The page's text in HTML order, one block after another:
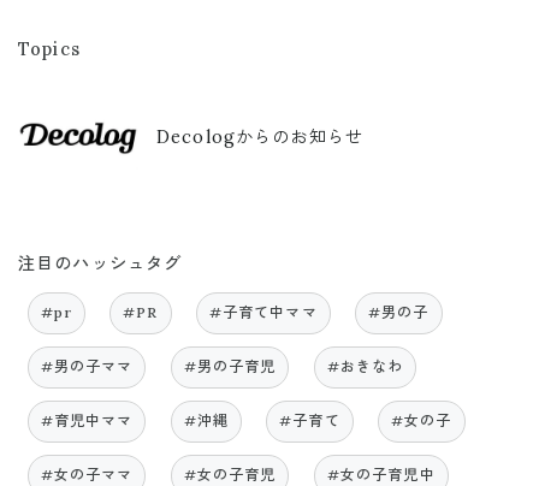
Topics
Decologからのお知らせ
注目のハッシュタグ
#pr #PR #子育て中ママ #男の子
#男の子ママ #男の子育児 #おきなわ
#育児中ママ #沖縄 #子育て #女の子
#女の子ママ #女の子育児 #女の子育児中